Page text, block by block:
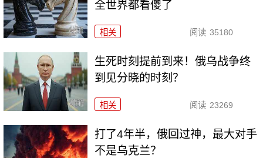
全世界都看傻了
相关 阅读 35180
生死时刻提前到来！俄乌战争终
到见分晓的时刻？
相关 阅读 23269
打了4年半，俄回过神，最大对手
不是乌克兰？